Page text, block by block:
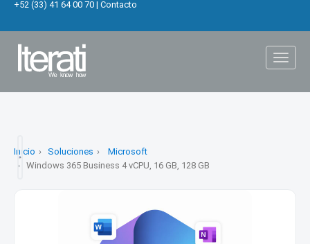
+52 (33) 41 64 00 70 | Contacto
Inicio Soluciones
Microsoft
Windows 365 Business 4 vCPU, 16 GB, 128 GB